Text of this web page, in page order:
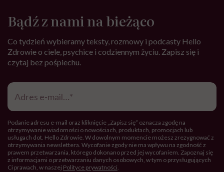
Bądź z nami na bieżąco
Co tydzień wybieramy teksty, rozmowy i podcasty Hello
Zdrowie o ciele, psychice i codziennym życiu. Zapisz się i
czytaj bez pośpiechu.
Adres
mail*
Podanie adresu e-mail oraz kliknięcie „Zapisz się” oznacza zgodę na
otrzymywanie wiadomości o nowościach, produktach, promocjach lub
usługach dot. Hello Zdrowie. W dowolnym momencie możesz zrezygnować z
otrzymywania newslettera. Wycofanie zgody nie ma wpływu na zgodność z
prawem przetwarzania, którego dokonano przed jej wycofaniem. Zapoznaj się
z informacjami o przetwarzaniu danych osobowych, w tym o przysługujących
Ci prawach, w naszej Polityce prywatności.